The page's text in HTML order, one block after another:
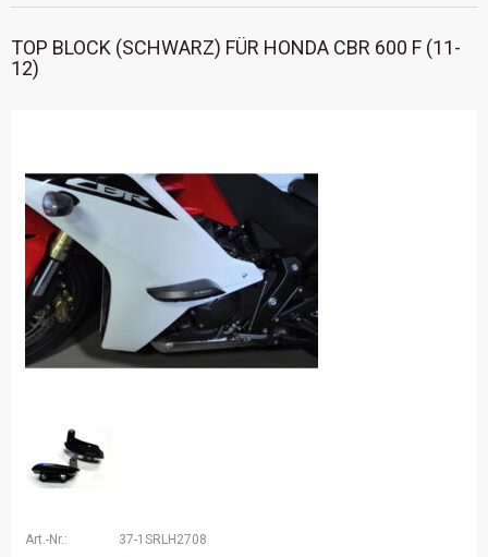
TOP BLOCK (SCHWARZ) FÜR HONDA CBR 600 F (11-
12)
Art.-Nr.: 37-1SRLH2708